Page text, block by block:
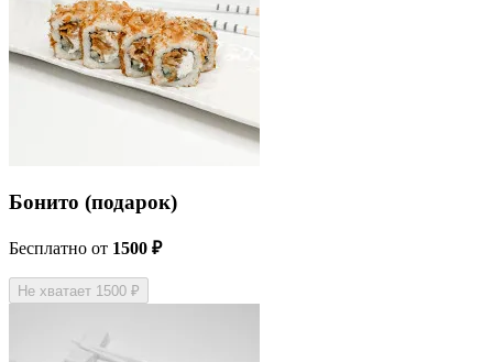
Бонито (подарок)
Бесплатно от 1500 ₽
Не хватает 1500 ₽